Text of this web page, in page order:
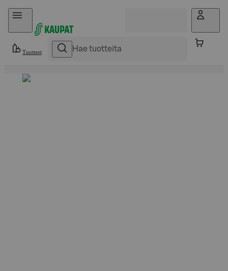
Hyppää sisältöön
Tuotteet